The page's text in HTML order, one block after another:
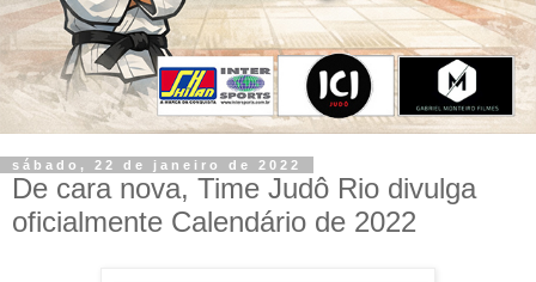
sábado, 22 de janeiro de 2022
De cara nova, Time Judô Rio divulga
oficialmente Calendário de 2022